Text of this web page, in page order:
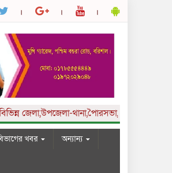
জেলা,উপজেলা-থানা,পৈারসভা,কলেজ ও ইউনিয়ন
খবর অন্যান্য